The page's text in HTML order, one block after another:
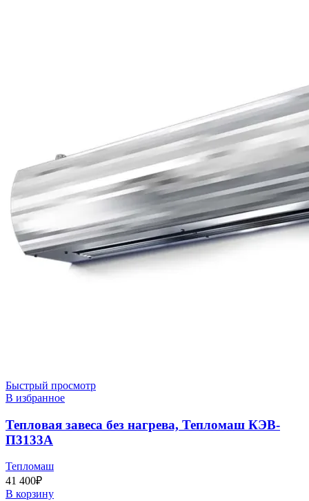
Быстрый просмотр
В избранное
Тепловая завеса без нагрева, Тепломаш КЭВ-
П3133А
Тепломаш
41 400₽
В корзину